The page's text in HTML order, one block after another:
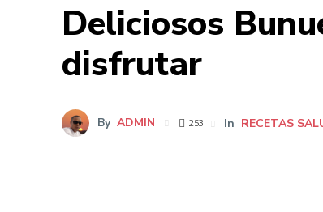
Deliciosos
disfrutar
By ADMIN 253 In RECETAS